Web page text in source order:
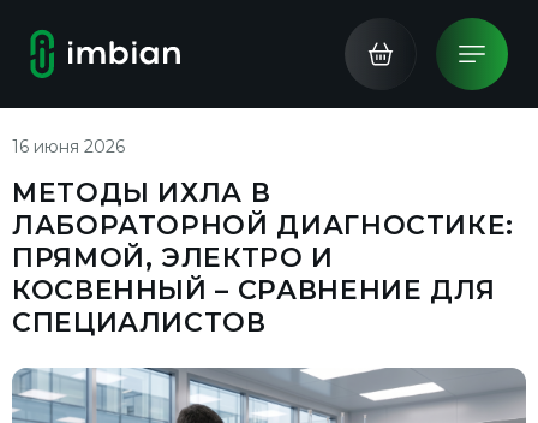
16 июня 2026
МЕТОДЫ ИХЛА В
ЛАБОРАТОРНОЙ ДИАГНОСТИКЕ:
ПРЯМОЙ, ЭЛЕКТРО И
КОСВЕННЫЙ – СРАВНЕНИЕ ДЛЯ
СПЕЦИАЛИСТОВ